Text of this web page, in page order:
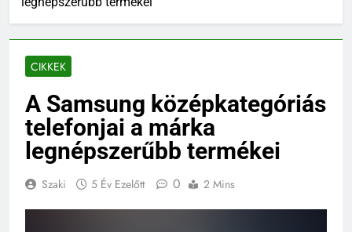
CIKKEK
A Samsung középkategóriás
telefonjai a márka
legnépszerűbb termékei
Szaki 5 Év Ezelőtt 0 2 Mins